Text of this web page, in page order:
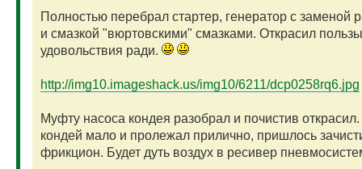
Полностью перебрал стартер, генератор с заменой
и смазкой "вюртовскими" смазками. Открасил
удовольствия ради.
http://img10.imageshack.us/img10/6211/dcp0258rq6.jpg
Муфту насоса кондея разобрал и почистив
кондей мало и пролежал прилично, пришлось
фрикцион. Будет дуть воздух в ресивер